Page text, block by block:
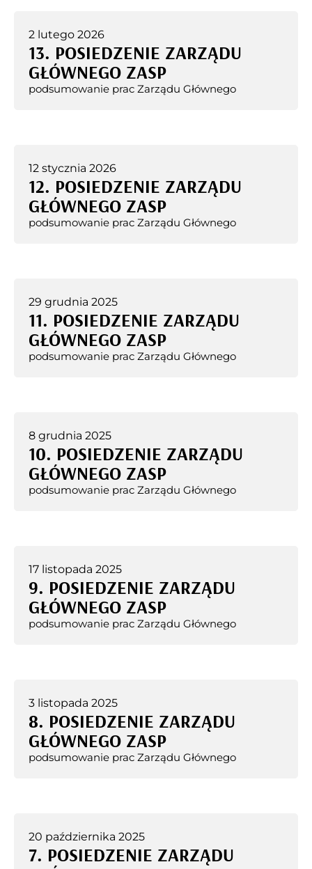
2 lutego 2026
13. POSIEDZENIE ZARZĄDU
GŁÓWNEGO ZASP
podsumowanie prac Zarządu Głównego
12 stycznia 2026
12. POSIEDZENIE ZARZĄDU
GŁÓWNEGO ZASP
podsumowanie prac Zarządu Głównego
29 grudnia 2025
11. POSIEDZENIE ZARZĄDU
GŁÓWNEGO ZASP
podsumowanie prac Zarządu Głównego
8 grudnia 2025
10. POSIEDZENIE ZARZĄDU
GŁÓWNEGO ZASP
podsumowanie prac Zarządu Głównego
17 listopada 2025
9. POSIEDZENIE ZARZĄDU
GŁÓWNEGO ZASP
podsumowanie prac Zarządu Głównego
3 listopada 2025
8. POSIEDZENIE ZARZĄDU
GŁÓWNEGO ZASP
podsumowanie prac Zarządu Głównego
20 października 2025
7. POSIEDZENIE ZARZĄDU